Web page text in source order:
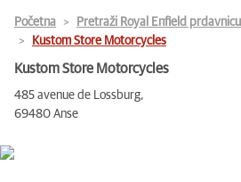
Početna Pretraži Royal Enfield prdavnicu
Kustom Store Motorcycles
Kustom Store Motorcycles
485 avenue de Lossburg,
69480 Anse